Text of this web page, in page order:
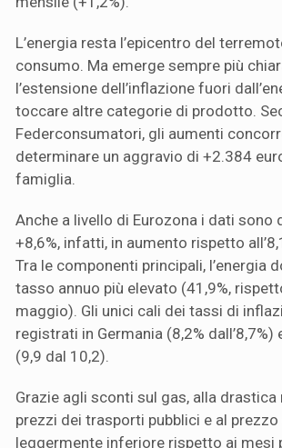
L’energia resta l’epicentro del
consumo. Ma emerge sempre più
l’estensione dell’inflazione fuori
toccare altre categorie di prodotto.
Federconsumatori, gli aumenti
determinare un aggravio di +2.384
famiglia.
Anche a livello di Eurozona i dati sono
+8,6%, infatti, in aumento rispetto
Tra le componenti principali, l’energia
tasso annuo più elevato (41,9%,
maggio). Gli unici cali dei tassi di
registrati in Germania (8,2% dall’8,7%)
(9,9 dal 10,2).
Grazie agli sconti sul gas, alla drastica
prezzi dei trasporti pubblici e al
leggermente inferiore rispetto ai mesi